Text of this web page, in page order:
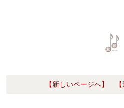
【新しいページへ】